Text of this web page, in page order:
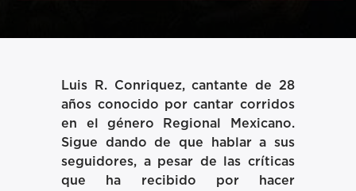
Luis R. Conriquez, cantante de 28
años conocido por cantar corridos
en el género Regional Mexicano.
Sigue dando de que hablar a sus
seguidores, a pesar de las críticas
que ha recibido por hacer